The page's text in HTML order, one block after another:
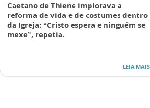
Caetano de Thiene implorava a
reforma de vida e de costumes dentro
da Igreja: “Cristo espera e ninguém se
mexe”, repetia.
LEIA MAIS